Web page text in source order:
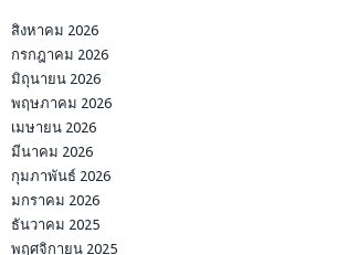
สิงหาคม 2026
กรกฎาคม 2026
มิถุนายน 2026
พฤษภาคม 2026
เมษายน 2026
มีนาคม 2026
กุมภาพันธ์ 2026
มกราคม 2026
ธันวาคม 2025
พฤศจิกายน 2025